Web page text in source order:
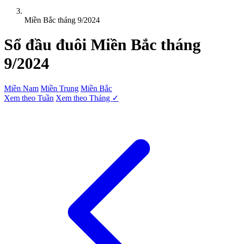
Miền Bắc tháng 9/2024
Sổ đầu đuôi Miền Bắc tháng
9/2024
Miền Nam Miền Trung Miền Bắc
Xem theo Tuần Xem theo Tháng ✓